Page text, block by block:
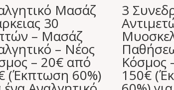
Μασάζ
30
– Μασάζ
– Νέος
– 20€ από
(Έκπτωση 60%)
3
Κόσμος
150€